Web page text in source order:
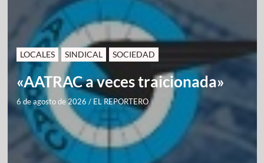
LOCALES SINDICAL SOCIEDAD
«AATRAC a veces traicionada»
6 de agosto de 2026 / EL REPORTERO